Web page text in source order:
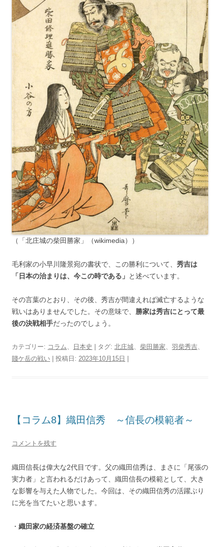
（「北庄城の柴田勝家」（wikimedia））
毛利家の小早川隆景宛の書状で、この勝利について、 秀吉は
「日本の治まりは、今この時である」 と述べています。
その言葉のとおり、その後、秀吉が間違えれば滅亡するような
戦いはありませんでした。その意味で、 勝家は秀吉にとって最
後の決戦相手だったのでしょう。
カテゴリー: コラム、 日本史 | タグ: 北庄城、 柴田勝家、 羽柴秀吉、
賤ケ岳の戦い | 投稿日: 2023年10月15日
【コラム8】織田信秀 ～信長の模範者～
コメントを残す
織田信長は偉大な2代目です。父の織田信秀は、まさに「尾張の
実力者」と言われるだけあって、織田信長の模範として、大き
な影響を与えた人物でした。今回は、その織田信秀の活躍ぶり
に光を当てたいと思います。
・ 織田家の経済基盤の確立